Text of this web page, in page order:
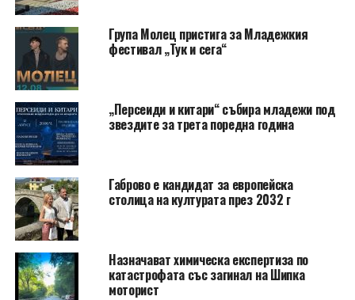
Група Молец пристига за Младежкия
фестивал „Тук и сега“
„Персеиди и китари“ събира младежи под
звездите за трета поредна година
Габрово е кандидат за европейска
столица на културата през 2032 г
Назначават химическа експертиза по
катастрофата със загинал на Шипка
моторист